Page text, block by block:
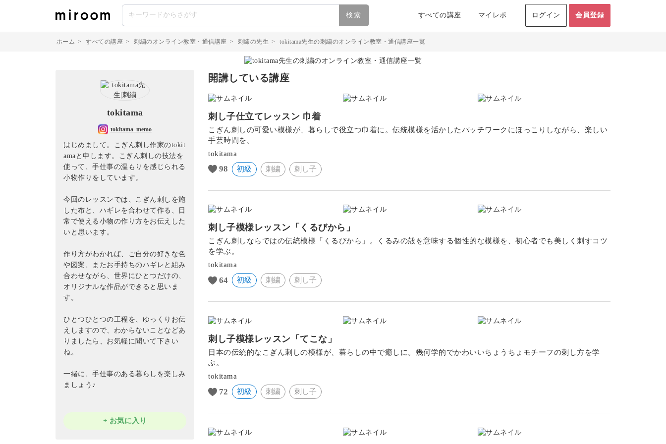
検索 すべての講座 マイレポ ログイン 会員登録
ホーム > すべての講座 > 刺繍のオンライン教室・通信講座 > 刺繍の先生 > tokitama先生の刺繍のオンライン教室・通信講座一覧
tokitama
tokitama_memo
はじめまして。こぎん刺し作家のtokit
amaと申します。こぎん刺しの技法を
使って、手仕事の温もりを感じられる
小物作りをしています。
今回のレッスンでは、こぎん刺しを施
した布と、ハギレを合わせて作る、日
常で使える小物の作り方をお伝えした
いと思います。
作り方がわかれば、ご自分の好きな色
や図案、またお手持ちのハギレと組み
合わせながら、世界にひとつだけの、
オリジナルな作品ができると思いま
す。
ひとつひとつの工程を、ゆっくりお伝
えしますので、わからないことなどあ
りましたら、お気軽に聞いて下さい
ね。
一緒に、手仕事のある暮らしを楽しみ
ましょう♪
+ お気に入り
開講している講座
刺し子仕立てレッスン 巾着
こぎん刺しの可愛い模様が、暮らしで役立つ巾着に。伝統模様を活かしたパッチワークにほっこりしながら、楽しい
手芸時間を。
tokitama
98 初級 刺繍 刺し子
刺し子模様レッスン「くるびから」
こぎん刺しならではの伝統模様「くるびから」。くるみの殻を意味する個性的な模様を、初心者でも美しく刺すコツ
を学ぶ。
tokitama
64 初級 刺繍 刺し子
刺し子模様レッスン「てこな」
日本の伝統的なこぎん刺しの模様が、暮らしの中で癒しに。幾何学的でかわいいちょうちょモチーフの刺し方を学
ぶ。
tokitama
72 初級 刺繍 刺し子